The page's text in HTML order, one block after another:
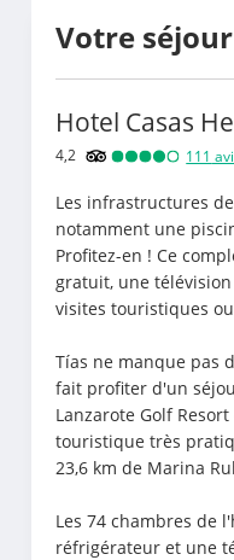
Votre
Hotel Casas
4,2 111
Les infrastructures
notamment une
Profitez-en ! Ce
gratuit, une
visites touristiques
Tías ne manque pas
fait profiter d'un
Lanzarote Golf
touristique très
23,6 km de Marina
Les 74 chambres de
réfrigérateur et une